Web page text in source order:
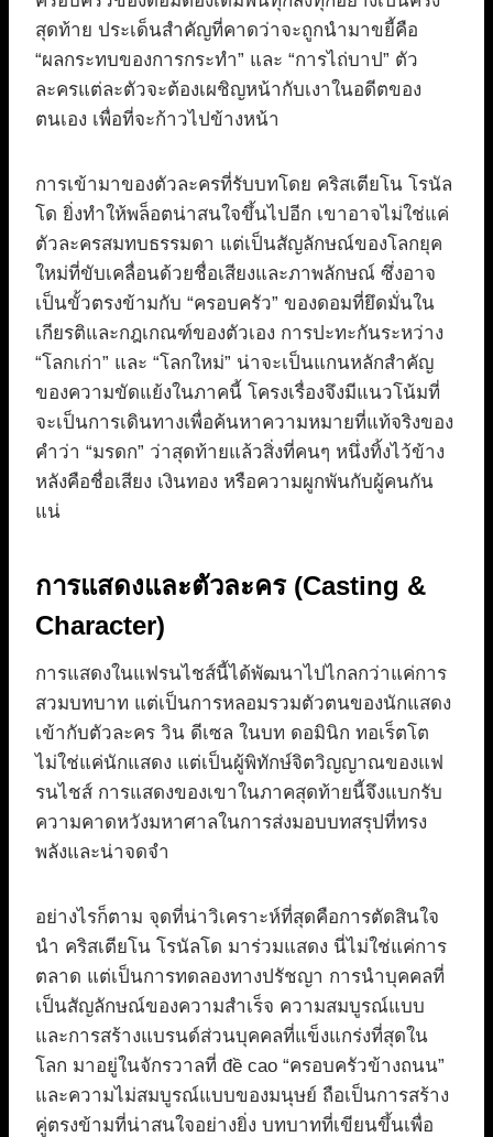
สุดท้าย ประเด็นสำคัญที่คาดว่าจะถูกนำมาขยี้คือ
“ผลกระทบของการกระทำ” และ “การไถ่บาป” ตัว
ละครแต่ละตัวจะต้องเผชิญหน้ากับเงาในอดีตของ
ตนเอง เพื่อที่จะก้าวไปข้างหน้า
การเข้ามาของตัวละครที่รับบทโดย คริสเตียโน โรนัล
โด ยิ่งทำให้พล็อตน่าสนใจขึ้นไปอีก เขาอาจไม่ใช่แค่
ตัวละครสมทบธรรมดา แต่เป็นสัญลักษณ์ของโลกยุค
ใหม่ที่ขับเคลื่อนด้วยชื่อเสียงและภาพลักษณ์ ซึ่งอาจ
เป็นขั้วตรงข้ามกับ “ครอบครัว” ของดอมที่ยึดมั่นใน
เกียรติและกฎเกณฑ์ของตัวเอง การปะทะกันระหว่าง
“โลกเก่า” และ “โลกใหม่” น่าจะเป็นแกนหลักสำคัญ
ของความขัดแย้งในภาคนี้ โครงเรื่องจึงมีแนวโน้มที่
จะเป็นการเดินทางเพื่อค้นหาความหมายที่แท้จริงของ
คำว่า “มรดก” ว่าสุดท้ายแล้วสิ่งที่คนๆ หนึ่งทิ้งไว้ข้าง
หลังคือชื่อเสียง เงินทอง หรือความผูกพันกับผู้คนกัน
แน่
การแสดงและตัวละคร (Casting &
Character)
การแสดงในแฟรนไชส์นี้ได้พัฒนาไปไกลกว่าแค่การ
สวมบทบาท แต่เป็นการหลอมรวมตัวตนของนักแสดง
เข้ากับตัวละคร วิน ดีเซล ในบท ดอมินิก ทอเร็ตโต
ไม่ใช่แค่นักแสดง แต่เป็นผู้พิทักษ์จิตวิญญาณของแฟ
รนไชส์ การแสดงของเขาในภาคสุดท้ายนี้จึงแบกรับ
ความคาดหวังมหาศาลในการส่งมอบบทสรุปที่ทรง
พลังและน่าจดจำ
อย่างไรก็ตาม จุดที่น่าวิเคราะห์ที่สุดคือการตัดสินใจ
นำ คริสเตียโน โรนัลโด มาร่วมแสดง นี่ไม่ใช่แค่การ
ตลาด แต่เป็นการทดลองทางปรัชญา การนำบุคคลที่
เป็นสัญลักษณ์ของความสำเร็จ ความสมบูรณ์แบบ
และการสร้างแบรนด์ส่วนบุคคลที่แข็งแกร่งที่สุดใน
โลก มาอยู่ในจักรวาลที่ đề cao “ครอบครัวข้างถนน”
และความไม่สมบูรณ์แบบของมนุษย์ ถือเป็นการสร้าง
คู่ตรงข้ามที่น่าสนใจอย่างยิ่ง บทบาทที่เขียนขึ้นเพื่อ